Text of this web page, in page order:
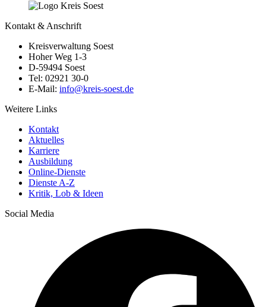
Kontakt & Anschrift
Kreisverwaltung Soest
Hoher Weg 1-3
D-59494 Soest
Tel: 02921 30-0
E-Mail: info@​kreis-soest.de
Weitere Links
Kontakt
Aktuelles
Karriere
Ausbildung
Online-Dienste
Dienste A-Z
Kritik, Lob & Ideen
Social Media